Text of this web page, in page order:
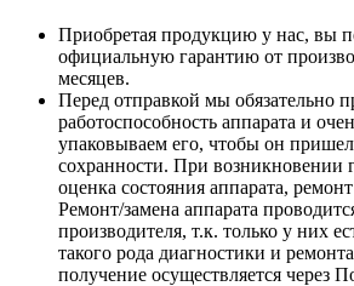
Приобретая продукцию у нас, вы
официальную гарантию от
месяцев.
Перед отправкой мы обязательно
работоспособность аппарата и
упаковываем его, чтобы он
сохранности. При возникновении
оценка состояния аппарата,
Ремонт/замена аппарата
производителя, т.к. только у них
такого рода диагностики и
получение осуществляется через